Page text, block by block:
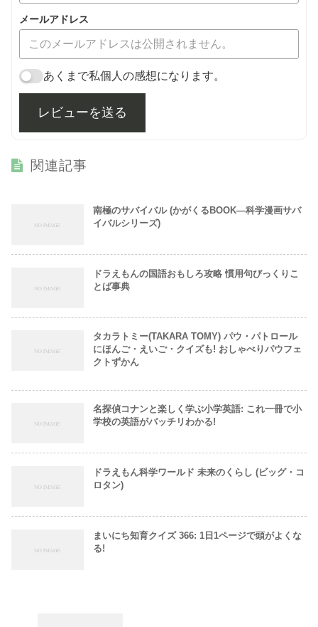
メールアドレス
あくまで私個人の感想になります。
レビューを送る
関連記事
南極のサバイバル (かがくるBOOK―科学漫画サバ
イバルシリーズ)
ドラえもんの国語おもしろ攻略 慣用句びっくりこ
とば事典
タカラトミー(TAKARA TOMY) パウ・パトロール
にほんご・えいご・クイズも! おしゃべりパウフェ
クトずかん
名探偵コナンと楽しく学ぶ小学英語: これ一冊で小
学校の英語がバッチリわかる!
ドラえもん科学ワールド 未来のくらし (ビッグ・コ
ロタン)
まいにち知育クイズ 366: 1日1ページで頭がよくな
る!